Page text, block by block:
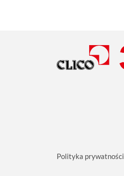
Polityka prywatności